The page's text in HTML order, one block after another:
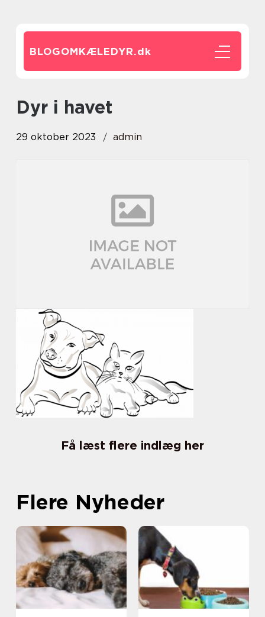
BLOGOMKÆLEDYR.dk
dyr i havet
29 oktober 2023 admin
Få læst flere indlæg her
Flere Nyheder